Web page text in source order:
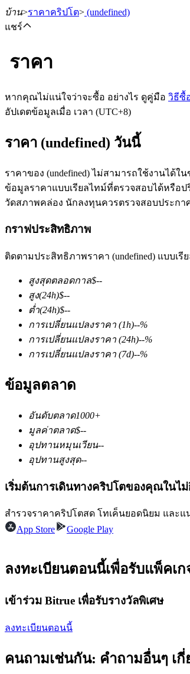
ฟิวเจอร์สสกุลเงินดิจิทัล
TradFi
อนุพันธ์ของหุ้น ฟอเร็กซ์ โลหะมีค่า แล
ฟิวเจอร์ส USDC
ฟิวเจอร์สที่ใช้ USDC เป็นหลักประกัน
บ้าน>ราคาคริปโต> (undefined)
แชร์
ราคา
หากคุณไม่แน่ใจว่าจะซื้อ อย่างไร ดูคู่มือ วิธีซื้
อัปเดตข้อมูลเมื่อ เวลา (UTC+8)
ราคา (undefined) วันนี้
ราคาของ (undefined) ไม่สามารถใช้งานได้
ข้อมูลราคาแบบเรียลไทม์ที่ตรวจสอบได้หรือ
วัดสภาพคล่อง นักลงทุนควรตรวจสอบประกา
กราฟประสิทธิภาพ
ติดตามประสิทธิภาพราคา (undefined) แบบเรี
สูงสุดตลอดกาล$--
สูง(24h)$--
ต่ำ(24h)$--
การเปลี่ยนแปลงราคา (1h)--%
การเปลี่ยนแปลงราคา (24h)--%
การเปลี่ยนแปลงราคา (7d)--%
ข้อมูลตลาด
อันดับตลาด1000+
มูลค่าตลาด$--
อุปทานหมุนเวียน--
อุปทานสูงสุด--
เริ่มต้นการเดินทางคริปโตของคุณในไ
สำรวจราคาคริปโตสด โทเค็นยอดนิยม และ
App Store
Google Play
ลงทะเบียนตอนนี้เพื่อรับแพ็คเ
เข้าร่วม Bitrue เพื่อรับรางวัลพิเศษ
ลงทะเบียนตอนนี้
คนถามเช่นกัน: คำถามอื่นๆ เกี่